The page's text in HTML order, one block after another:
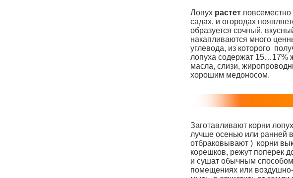
Лопух растет повсеместно
садах, и огородах
образуется сочный,
накапливаются много
углевода, из которого
лопуха содержат 15…17%
масла, слизи,
хорошим медоносом.
Заготавливают корни
лучше осенью или ранней
отбраковывают ) корни
корешков, режут поперек
и сушат обычным
помещениях или